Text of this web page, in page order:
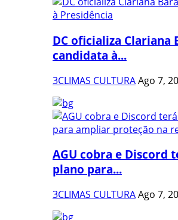
DC oficializa Clariana
candidata à...
3CLIMAS CULTURAAgo 7,
AGU cobra e Discord
plano para...
3CLIMAS CULTURAAgo 7,